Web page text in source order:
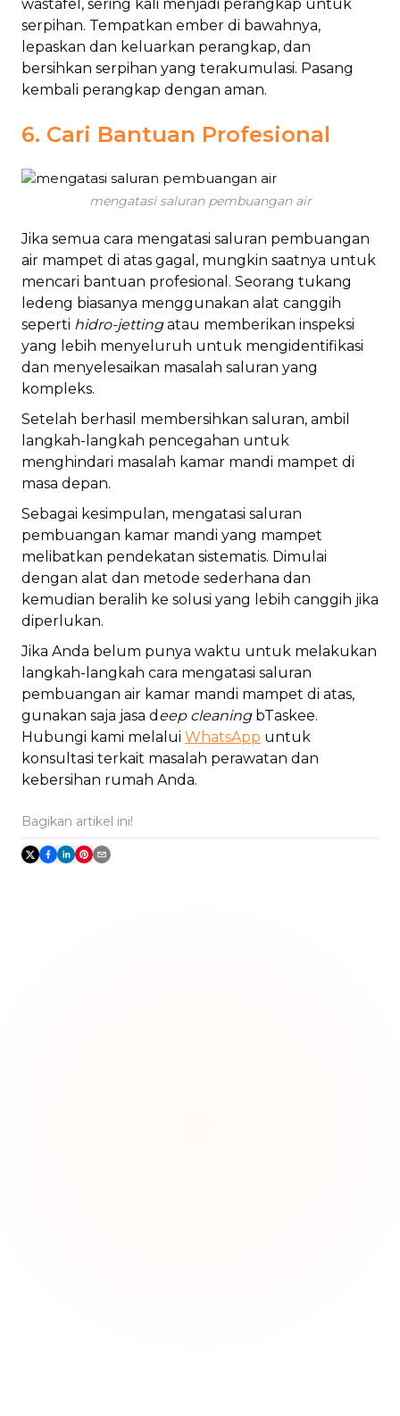
wastafel, sering kali menjadi perangkap untuk
serpihan. Tempatkan ember di bawahnya,
lepaskan dan keluarkan perangkap, dan
bersihkan serpihan yang terakumulasi. Pasang
kembali perangkap dengan aman.
6. Cari Bantuan Profesional
mengatasi saluran pembuangan air
Jika semua cara mengatasi saluran pembuangan
air mampet di atas gagal, mungkin saatnya untuk
mencari bantuan profesional. Seorang tukang
ledeng biasanya menggunakan alat canggih
seperti hidro-jettingatau memberikan inspeksi
yang lebih menyeluruh untuk mengidentifikasi
dan menyelesaikan masalah saluran yang
kompleks.
Setelah berhasil membersihkan saluran, ambil
langkah-langkah pencegahan untuk
menghindari masalah kamar mandi mampet di
masa depan.
Sebagai kesimpulan, mengatasi saluran
pembuangan kamar mandi yang mampet
melibatkan pendekatan sistematis. Dimulai
dengan alat dan metode sederhana dan
kemudian beralih ke solusi yang lebih canggih jika
diperlukan.
Jika Anda belum punya waktu untuk melakukan
langkah-langkah cara mengatasi saluran
pembuangan air kamar mandi mampet di atas,
gunakan saja jasa d eep cleaningbTaskee.
Hubungi kami melalui WhatsApp untuk
konsultasi terkait masalah perawatan dan
kebersihan rumah Anda.
Bagikan artikel ini!